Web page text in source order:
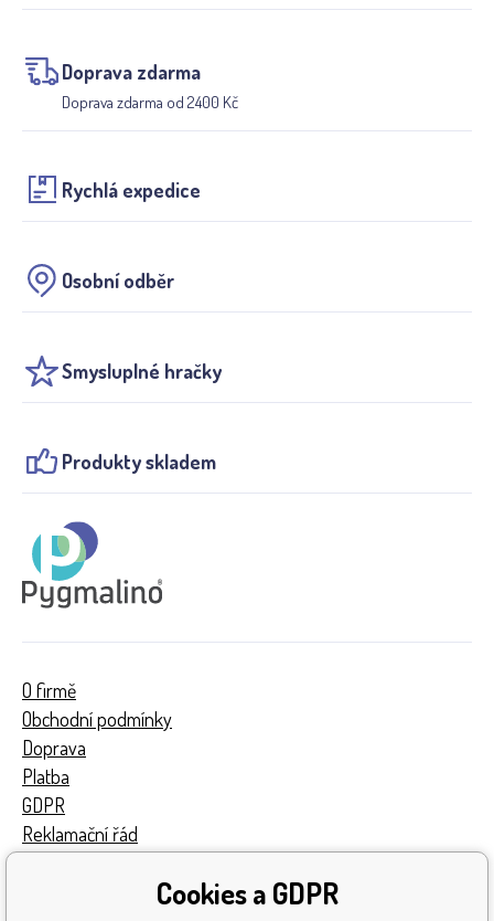
Doprava zdarma
Doprava zdarma od 2400 Kč
Rychlá expedice
Osobní odběr
Smysluplné hračky
Produkty skladem
O firmě
Obchodní podmínky
Doprava
Platba
GDPR
Reklamační řád
Cookies a GDPR